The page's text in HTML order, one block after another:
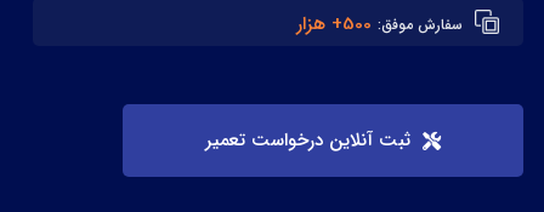
سفارش موفق: 500+ هزار
ثبت آنلاین درخواست تعمیر